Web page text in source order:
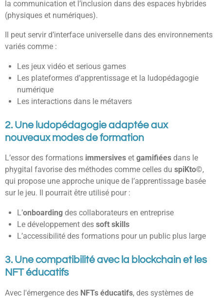
la communication et l’inclusion dans des espaces hybrides
(physiques et numériques).
Il peut servir d’interface universelle dans des environnements
variés comme :
Les jeux vidéo et serious games
Les plateformes d’apprentissage et la ludopédagogie
numérique
Les interactions dans le métavers
2. Une ludopédagogie adaptée aux
nouveaux modes de formation
L’essor des formations immersives et gamifiées dans le
phygital favorise des méthodes comme celles du spiKto©,
qui propose une approche unique de l’apprentissage basée
sur le jeu. Il pourrait être utilisé pour :
L’onboardingdes collaborateurs en entreprise
Le développement des soft skills
L’accessibilité des formations pour un public plus large
3. Une compatibilité avec la blockchain et les
NFT éducatifs
Avec l'émergence des NFTs éducatifs, des systèmes de